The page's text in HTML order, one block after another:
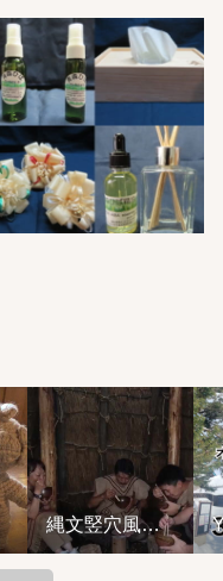
縄文竪穴風住
居設営と縄文